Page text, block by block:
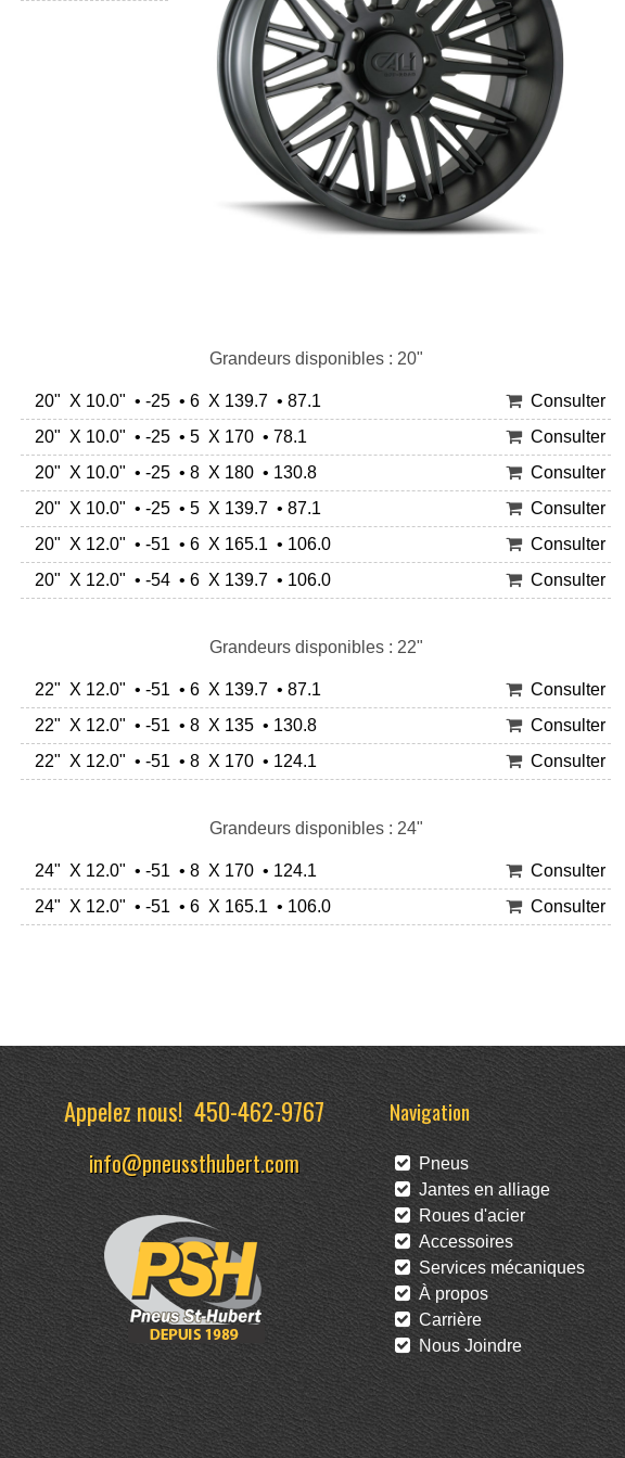
Grandeurs disponibles : 20"
20" X 10.0" • -25 • 6 X 139.7 • 87.1
Consulter
20" X 10.0" • -25 • 5 X 170 • 78.1
Consulter
20" X 10.0" • -25 • 8 X 180 • 130.8
Consulter
20" X 10.0" • -25 • 5 X 139.7 • 87.1
Consulter
20" X 12.0" • -51 • 6 X 165.1 • 106.0
Consulter
20" X 12.0" • -54 • 6 X 139.7 • 106.0
Consulter
Grandeurs disponibles : 22"
22" X 12.0" • -51 • 6 X 139.7 • 87.1
Consulter
22" X 12.0" • -51 • 8 X 135 • 130.8
Consulter
22" X 12.0" • -51 • 8 X 170 • 124.1
Consulter
Grandeurs disponibles : 24"
24" X 12.0" • -51 • 8 X 170 • 124.1
Consulter
24" X 12.0" • -51 • 6 X 165.1 • 106.0
Consulter
Appelez nous!450-462-9767
info@pneussthubert.com
Navigation
Pneus
Jantes en alliage
Roues d'acier
Accessoires
Services mécaniques
À propos
Carrière
Nous Joindre